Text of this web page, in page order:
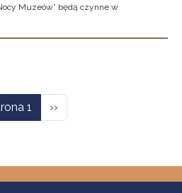
Muzeów” będą czynne w
1 Następna strona
››